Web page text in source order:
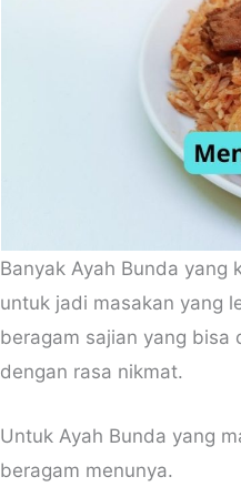
Banyak Ayah Bunda yang
untuk jadi masakan yang
beragam sajian yang bisa
dengan rasa nikmat.
Untuk Ayah Bunda yang
beragam menunya.